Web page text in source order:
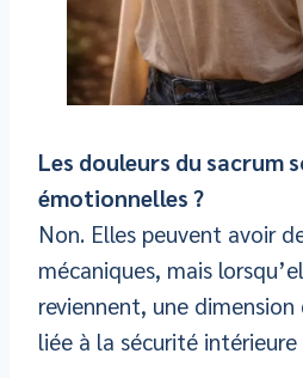
Les douleurs du sacrum
émotionnelles ?
Non. Elles peuvent avoir
mécaniques, mais
reviennent, une
liée à la sécurité